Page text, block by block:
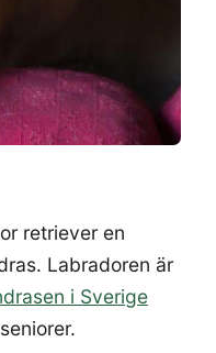
retriever en
Labradoren är
i Sverige